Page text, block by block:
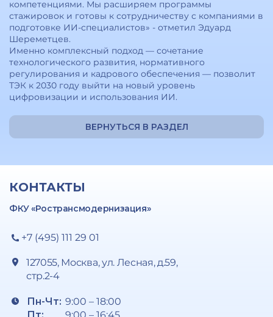
компетенциями. Мы расширяем программы
стажировок и готовы к сотрудничеству с компаниями в
подготовке ИИ-специалистов» - отметил Эдуард
Шереметцев.
Именно комплексный подход — сочетание
технологического развития, нормативного
регулирования и кадрового обеспечения — позволит
ТЭК к 2030 году выйти на новый уровень
цифровизации и использования ИИ.
ВЕРНУТЬСЯ В РАЗДЕЛ
КОНТАКТЫ
ФКУ «Ространсмодернизация»
+7 (495) 111 29 01
127055, Москва, ул. Лесная, д.59,
стр.2-4
Пн-Чт: 9:00 – 18:00